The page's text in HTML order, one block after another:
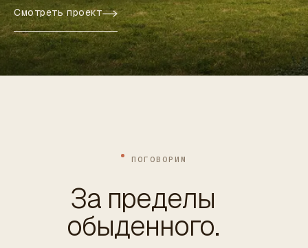
Смотреть проект
ПОГОВОРИМ
За пределы
обыденного.